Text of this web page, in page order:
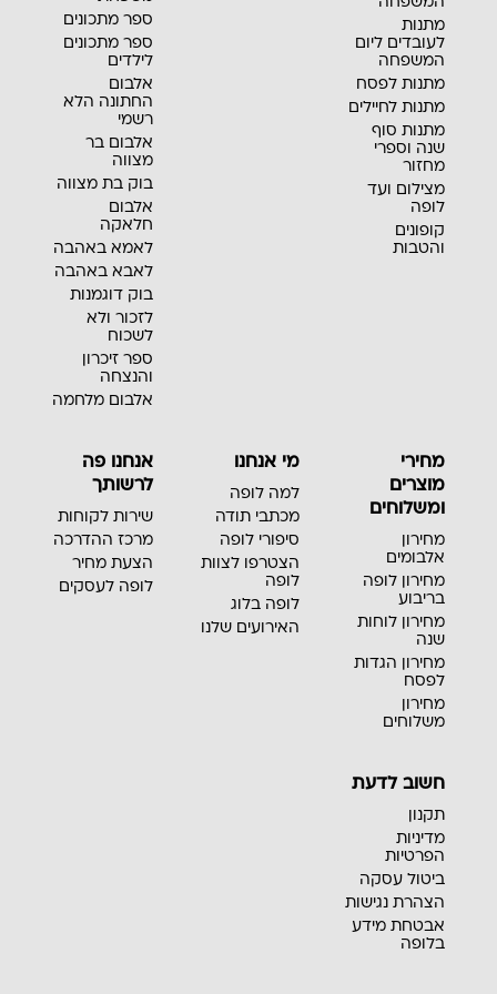
מתנות
לעובדים ליום
המשפחה
מתנות לפסח
מתנות לחיילים
מתנות סוף
שנה וספרי
מחזור
מצילום ועד
לופה
קופונים
והטבות
ספר מתכונים
ספר מתכונים
לילדים
אלבום
החתונה הלא
רשמי
אלבום בר
מצווה
בוק בת מצווה
אלבום
חלאקה
לאמא באהבה
לאבא באהבה
בוק דוגמנות
לזכור ולא
לשכוח
ספר זיכרון
והנצחה
אלבום מלחמה
מחירי
מוצרים
ומשלוחים
מחירון
אלבומים
מחירון לופה
בריבוע
מחירון לוחות
שנה
מחירון הגדות
לפסח
מחירון
משלוחים
מי אנחנו
למה לופה
מכתבי תודה
סיפורי לופה
הצטרפו לצוות
לופה
לופה בלוג
האירועים שלנו
אנחנו פה
לרשותך
שירות לקוחות
מרכז ההדרכה
הצעת מחיר
לופה לעסקים
חשוב לדעת
תקנון
מדיניות
הפרטיות
ביטול עסקה
הצהרת נגישות
אבטחת מידע
בלופה